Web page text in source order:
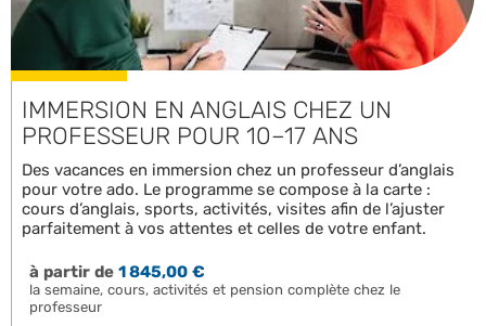
IMMERSION EN ANGLAIS CHEZ UN
PROFESSEUR POUR 10–17 ANS
Des vacances en immersion chez un professeur d’anglais
pour votre ado. Le programme se compose à la carte :
cours d’anglais, sports, activités, visites afin de l’ajuster
parfaitement à vos attentes et celles de votre enfant.
à partir de1 845,00 €
la semaine, cours, activités et pension complète chez le
professeur